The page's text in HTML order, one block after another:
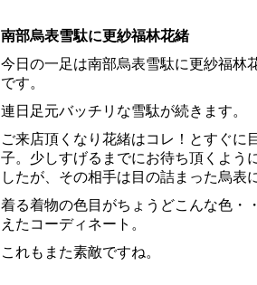
南部烏表雪駄に更紗福林花緒
今日の一足は南部烏表雪駄に更紗福林
です。
連日足元バッチリな雪駄が続きます。
ご来店頂くなり花緒はコレ！とすぐに
子。少しすげるまでにお待ち頂くよう
したが、その相手は目の詰まった烏表
着る着物の色目がちょうどこんな色・
えたコーディネート。
これもまた素敵ですね。